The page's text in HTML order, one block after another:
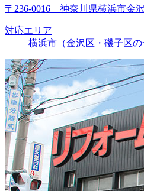
〒236-0016 神奈川県横浜市金
対応エリア
横浜市（金沢区・磯子区